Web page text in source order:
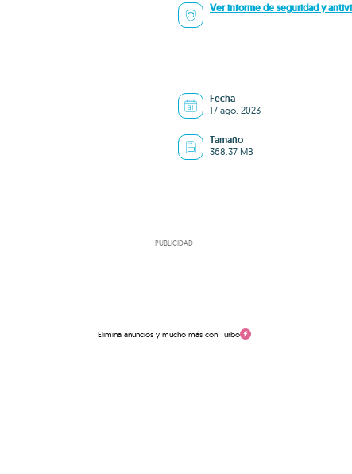
Ver informe de seguridad y
Fecha
17 ago. 2023
Tamaño
368.37 MB
PUBLICIDAD
Elimina anuncios y mucho más con Turbo